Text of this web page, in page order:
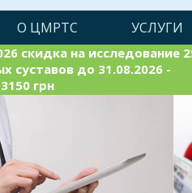
О ЦМРТС УСЛУГИ
скидка на исследование
суставов до 31.08.2026 -
3150 грн